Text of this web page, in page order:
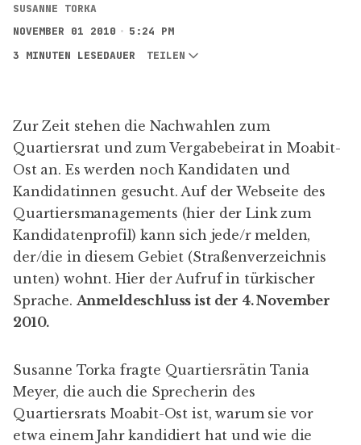
SUSANNE TORKA
NOVEMBER 01 2010
5:24 PM
3 MINUTEN LESEDAUER
TEILEN
Zur Zeit stehen die Nachwahlen zum
Quartiersrat und zum Vergabebeirat in Moabit-
Ost an. Es werden noch Kandidaten und
Kandidatinnen gesucht. Auf der Webseite des
Quartiersmanagements (hier der Link zum
Kandidatenprofil) kann sich jede/r melden,
der/die in diesem Gebiet (Straßenverzeichnis
unten) wohnt. Hier der Aufruf in türkischer
Sprache. Anmeldeschluss ist der 4. November
2010.
Susanne Torka fragte Quartiersrätin Tania
Meyer, die auch die Sprecherin des
Quartiersrats Moabit-Ost ist, warum sie vor
etwa einem Jahr kandidiert hat und wie die